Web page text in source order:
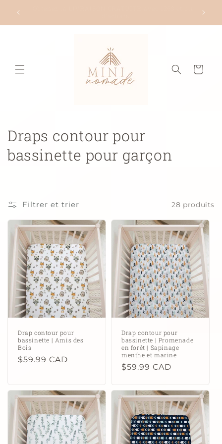
passer
Panier
C
o
e
c
o
n
Draps contour pour
bassinette pour garçon
Filtrer et trier 28 produits
Drap contour pour
bassinette | Amis des
Bois
Prix
$59.99 CAD
Drap contour pour
bassinette | Promenade
en forêt | Sapinage
menthe et marine
Prix
$59.99 CAD